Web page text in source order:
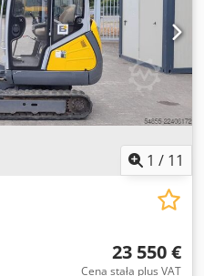
1 / 11
23 550 €
Cena stała plus VAT